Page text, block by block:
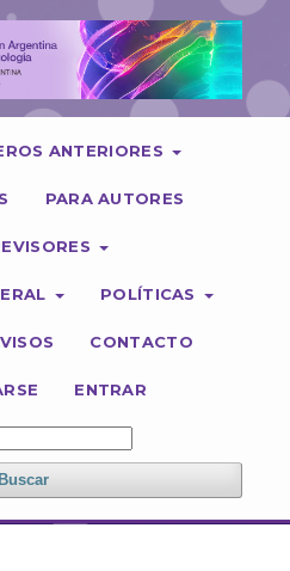
ANTERIORES
PARA AUTORES
POLÍTICAS
CONTACTO
ENTRAR
Buscar